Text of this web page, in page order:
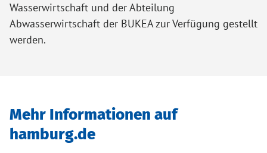
Wasserwirtschaft und der Abteilung
Abwasserwirtschaft der BUKEA zur Verfügung gestellt
werden.
Mehr Informationen auf
hamburg.de